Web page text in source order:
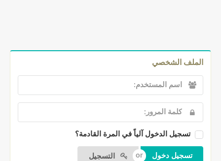
الملف الشخصي
تسجيل الدخول آلياً في المرة القادمة؟
التسجيل